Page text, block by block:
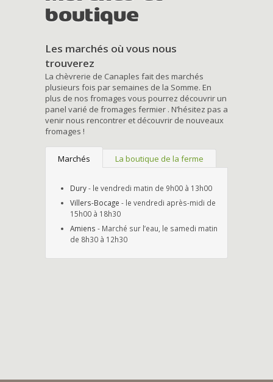
boutique
Les marchés où vous nous
trouverez
La chèvrerie de Canaples fait des marchés
plusieurs fois par semaines de la Somme. En
plus de nos fromages vous pourrez découvrir un
panel varié de fromages fermier . N’hésitez pas a
venir nous rencontrer et découvrir de nouveaux
fromages !
Marchés La boutique de la ferme
Dury- le vendredi matin de 9h00 à 13h00
Villers-Bocage - le vendredi après-midi de
15h00 à 18h30
Amiens - Marché sur l’eau, le samedi matin
de 8h30 à 12h30